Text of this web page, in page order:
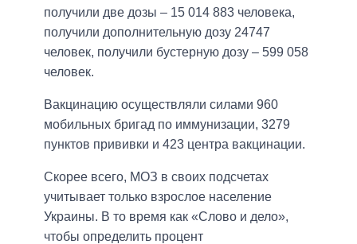
получили две дозы – 15 014 883 человека,
получили дополнительную дозу 24747
человек, получили бустерную дозу – 599 058
человек.
Вакцинацию осуществляли силами 960
мобильных бригад по иммунизации, 3279
пунктов прививки и 423 центра вакцинации.
Скорее всего, МОЗ в своих подсчетах
учитывает только взрослое население
Украины. В то время как «Слово и дело»,
чтобы определить процент